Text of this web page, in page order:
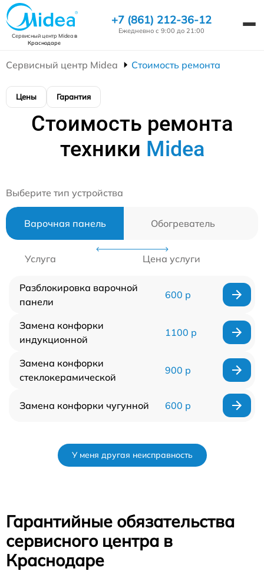
Сервисный центр Mideaв
Краснодаре
+7 (861) 212-36-12
Ежедневно с 9:00 до 21:00
Сервисный центр Midea Стоимость ремонта
Цены Гарантия
Стоимость ремонта
техники Midea
Выберите тип устройства
Варочная панель Обогреватель
Услуга Цена услуги
Разблокировка варочной
панели
600 р
Замена конфорки
индукционной
1100 р
Замена конфорки
стеклокерамической
900 р
Замена конфорки чугунной 600 р
У меня другая неисправность
Гарантийные обязательства
сервисного центра в
Краснодаре